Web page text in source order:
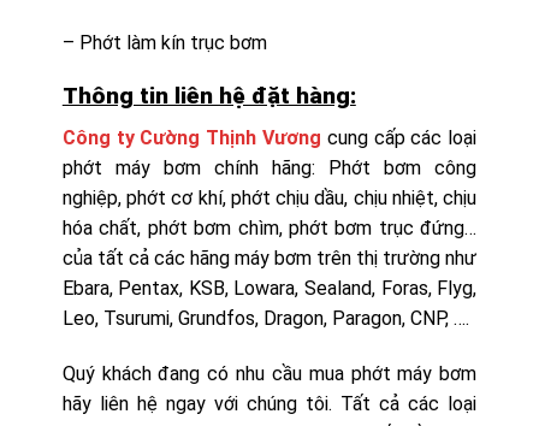
– Phớt làm kín trục bơm
Thông tin liên hệ đặt hàng:
Công ty Cường Thịnh Vương cung cấp các loại
phớt máy bơm chính hãng: Phớt bơm công
nghiệp, phớt cơ khí, phớt chịu dầu, chịu nhiệt, chịu
hóa chất, phớt bơm chìm, phớt bơm trục đứng…
của tất cả các hãng máy bơm trên thị trường như
Ebara, Pentax, KSB, Lowara, Sealand, Foras, Flyg,
Leo, Tsurumi, Grundfos, Dragon, Paragon, CNP, ….
Quý khách đang có nhu cầu mua phớt máy bơm
hãy liên hệ ngay với chúng tôi. Tất cả các loại